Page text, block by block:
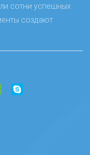
сотни успешных
создают